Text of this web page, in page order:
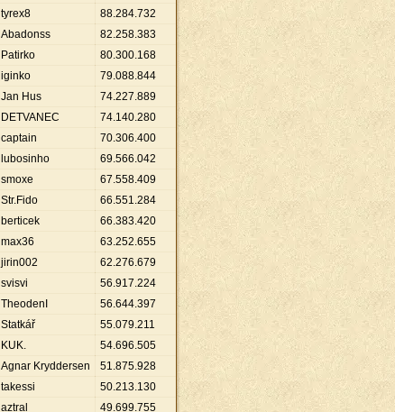
tyrex8 88.284.732
Abadonss 82.258.383
Patirko 80.300.168
iginko 79.088.844
Jan Hus 74.227.889
DETVANEC 74.140.280
captain 70.306.400
lubosinho 69.566.042
smoxe 67.558.409
Str.Fido 66.551.284
berticek 66.383.420
max36 63.252.655
jirin002 62.276.679
svisvi 56.917.224
TheodenI 56.644.397
Statkář 55.079.211
KUK. 54.696.505
Agnar Kryddersen 51.875.928
takessi 50.213.130
aztral 49.699.755